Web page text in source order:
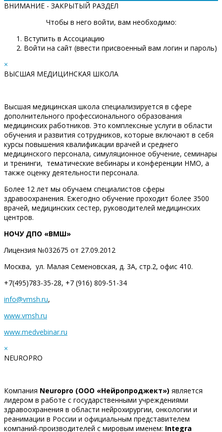
ВНИМАНИЕ - ЗАКРЫТЫЙ РАЗДЕЛ
Чтобы в него войти, вам необходимо:
Вступить в Ассоциацию
Войти на сайт (ввести присвоенный вам логин и пароль)
×
ВЫСШАЯ МЕДИЦИНСКАЯ ШКОЛА
Высшая медицинская школа специализируется в сфере
дополнительного профессионального образования
медицинских работников. Это комплексные услуги в области
обучения и развития сотрудников, которые включают в себя
курсы повышения квалификации врачей и среднего
медицинского персонала, симуляционное обучение, семинары
и тренинги, тематические вебинары и конференции НМО, а
также оценку деятельности персонала.
Более 12 лет мы обучаем специалистов сферы
здравоохранения. Ежегодно обучение проходит более 3500
врачей, медицинских сестер, руководителей медицинских
центров.
НОЧУ ДПО «ВМШ»
Лицензия №032675 от 27.09.2012
Москва, ул. Малая Семеновская, д. 3А, стр.2, офис 410.
+7(495)783-35-28, +7 (916) 809-51-34
info@vmsh.ru,
www.vmsh.ru
www.medvebinar.ru
×
NEUROPRO
Компания Neuropro (ООО «Нейропроджект») является
лидером в работе с государственными учреждениями
здравоохранения в области нейрохирургии, онкологии и
реанимации в России и официальным представителем
компаний-производителей с мировым именем: Integra